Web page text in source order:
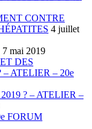
CONTRE
4 juillet
7 mai 2019
DES
ATELIER – 20e
? – ATELIER –
FORUM